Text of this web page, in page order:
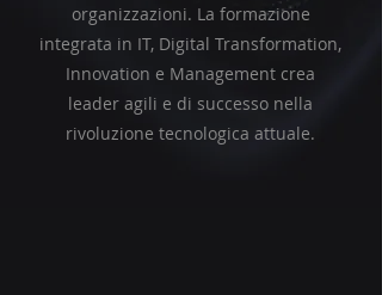
organizzazioni. La formazione
integrata in IT, Digital Transformation,
Innovation e Management crea
leader agili e di successo nella
rivoluzione tecnologica attuale.